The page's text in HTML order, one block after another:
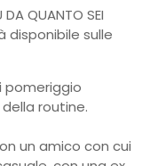
QUANTO SEI
disponibile sulle
pomeriggio
routine.
un amico con cui